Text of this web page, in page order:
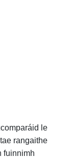
le
rangaithe
fuinnimh